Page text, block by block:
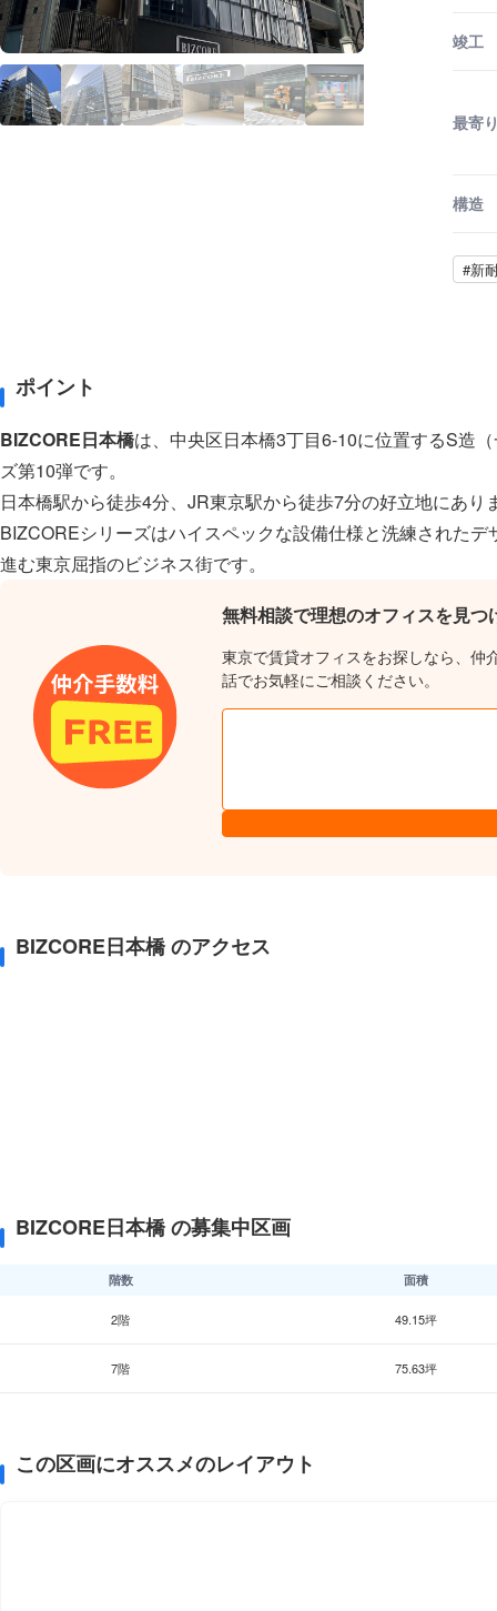
竣工
最寄
構造
#新
ポイント
BIZCORE日本橋は、中央区日本橋3丁目6-10に位置するS造
ズ第10弾です。
日本橋駅から徒歩4分、JR東京駅から徒歩7分の好立地にあ
BIZCOREシリーズはハイスペックな設備仕様と洗練された
進む東京屈指のビジネス街です。
無料相談で理想のオフィスを見つ
東京で賃貸オフィスをお探しなら、仲
話でお気軽にご相談ください。
BIZCORE日本橋 のアクセス
BIZCORE日本橋 の募集中区画
階数 面積
2階 49.15坪
7階 75.63坪
この区画にオススメのレイアウト